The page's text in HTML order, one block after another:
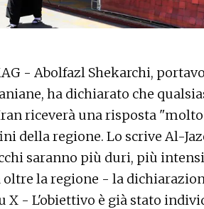
- Abolfazl Shekarchi,
ha dichiarato che
riceverà una risposta
della regione. Lo scrive Al-
saranno più duri, più
oltre la regione - la
X - L'obiettivo è già stato